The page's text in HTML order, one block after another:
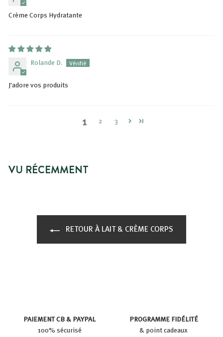
Crème Corps Hydratante
Rolande D.
J'adore vos produits
1 2 3
VU RÉCEMMENT
RETOUR À LAIT & CRÈME CORPS
PAIEMENT CB & PAYPAL
100% sécurisé
PROGRAMME FIDÉLITÉ
& point cadeaux